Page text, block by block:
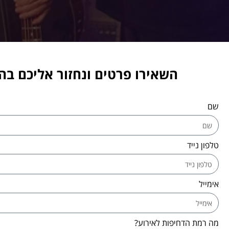
השאירו פרטים ונחזור אליכם
שם
טלפון נייד
אימייל
מה רמת הדחיפות לאירוע?